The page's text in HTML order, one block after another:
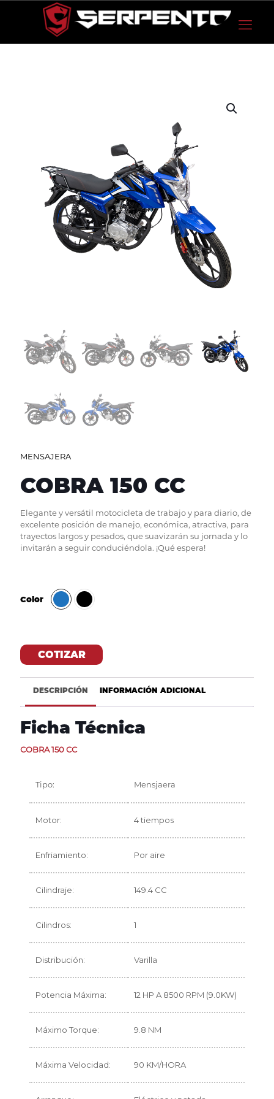
MENSAJERA
COBRA 150 CC
Elegante y versátil motocicleta de trabajo y para diario, de
excelente posición de manejo, económica, atractiva, para
trayectos largos y pesados, que suavizarán su jornada y lo
invitarán a seguir conduciéndola. ¡Qué espera!
Color
COTIZAR
DESCRIPCIÓN INFORMACIÓN ADICIONAL
Ficha Técnica
COBRA 150 CC
Tipo: Mensjaera
Motor: 4 tiempos
Enfriamiento: Por aire
Cilindraje: 149.4 CC
Cilindros: 1
Distribución: Varilla
Potencia Máxima: 12 HP A 8500 RPM (9.0KW)
Máximo Torque: 9.8 NM
Máxima Velocidad: 90 KM/HORA